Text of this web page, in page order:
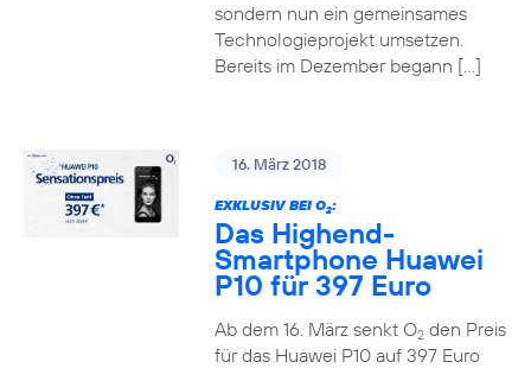
sondern nun ein gemeinsames
Technologieprojekt umsetzen.
Bereits im Dezember begann […]
16. März 2018
EXKLUSIV BEI O2:
Das Highend-
Smartphone Huawei
P10 für 397 Euro
Ab dem 16. März senkt O2den Preis
für das Huawei P10 auf 397 Euro